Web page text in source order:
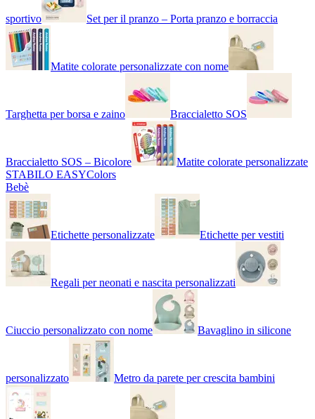
sportivo Set per il pranzo – Porta pranzo e borraccia
Matite colorate personalizzate con nome
Targhetta per borsa e zaino Braccialetto SOS
Braccialetto SOS – Bicolore
Matite colorate personalizzate
STABILO EASYColors
Bebè
Etichette personalizzate Etichette per vestiti
Regali per neonati e nascita personalizzati
Ciuccio personalizzato con nome Bavaglino in silicone
personalizzato Metro da parete per crescita bambini